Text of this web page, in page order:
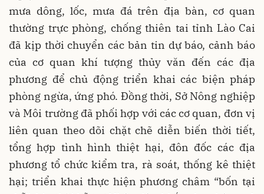
mưa dông, lốc, mưa đá trên địa bàn, cơ quan
thường trực phòng, chống thiên tai tỉnh Lào Cai
đã kịp thời chuyển các bản tin dự báo, cảnh báo
của cơ quan khí tượng thủy văn đến các địa
phương để chủ động triển khai các biện pháp
phòng ngừa, ứng phó. Đồng thời, Sở Nông nghiệp
và Môi trường đã phối hợp với các cơ quan, đơn vị
liên quan theo dõi chặt chẽ diễn biến thời tiết,
tổng hợp tình hình thiệt hại, đôn đốc các địa
phương tổ chức kiểm tra, rà soát, thống kê thiệt
hại; triển khai thực hiện phương châm “bốn tại